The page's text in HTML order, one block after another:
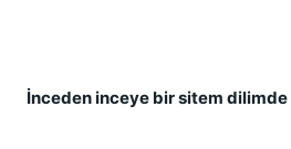
İnceden inceye bir sitem dilimde